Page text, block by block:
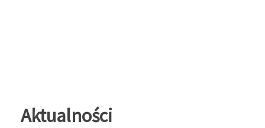
Aktualności